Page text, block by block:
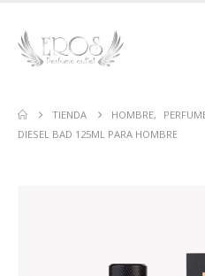
TIENDA HOMBRE,
DIESEL BAD 125ML PARA HOMBRE